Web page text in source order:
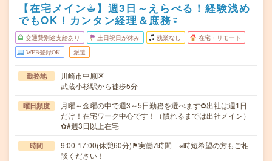
【在宅メイン☕︎】週3日～えらべる！経験浅め
でもOK！カンタン経理＆庶務⍣
交通費別途支給あり 土日祝日が休み 残業なし 在宅・リモート
WEB登録OK 派遣
勤務地
川崎市中原区
武蔵小杉駅から徒歩5分
曜日頻度
月曜～金曜の中で週3～5日勤務を選べます✿出社は週1日
だけ！在宅ワーク中心です！（慣れるまでは出社メイン）
✿#週3日以上在宅
時間
9:00-17:00(休憩60分)⚑実働7時間 ※時短希望の方もご相
談ください！